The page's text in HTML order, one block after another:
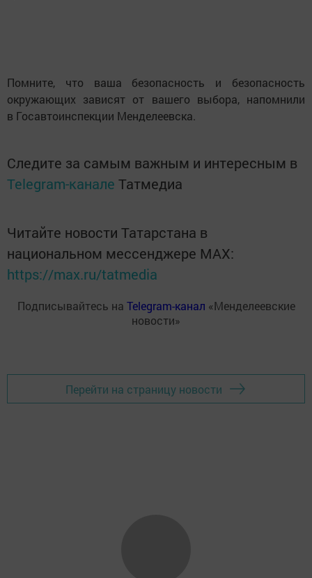
Помните, что ваша безопасность и безопасность
окружающих зависят от вашего выбора, напомнили
в Госавтоинспекции Менделеевска.
Следите за самым важным и интересным в
Telegram-канале Татмедиа
Читайте новости Татарстана в
национальном мессенджере MАХ:
https://max.ru/tatmedia
Подписывайтесь на Telegram-канал «Менделеевские
новости»
Перейти на страницу новости